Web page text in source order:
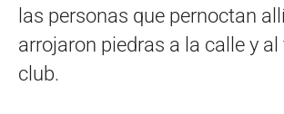
las personas que pernoctan
arrojaron piedras a la calle y al
club.